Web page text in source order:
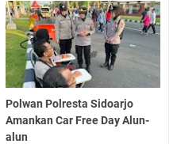
Polwan Polresta Sidoarjo
Amankan Car Free Day Alun-
alun